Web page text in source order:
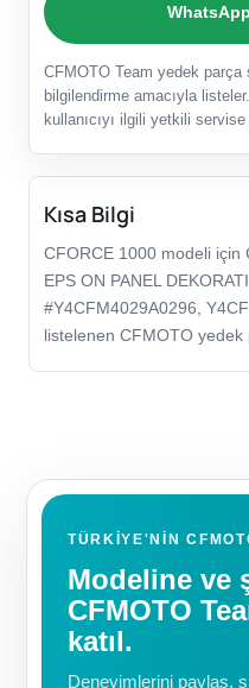
CFMOTO Team yedek parça
bilgilendirme amacıyla
kullanıcıyı ilgili yetkili
Kısa Bilgi
CFORCE 1000 modeli için
EPS ON PANEL
#Y4CFM4029A0296,
listelenen CFMOTO yedek
TÜRKIYE'NIN
Modeline ve
CFMOTO
katıl.
Deneyimlerini paylaş,